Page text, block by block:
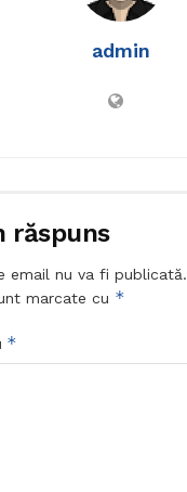
admin
răspuns
email nu va fi publicată.
marcate cu *
*